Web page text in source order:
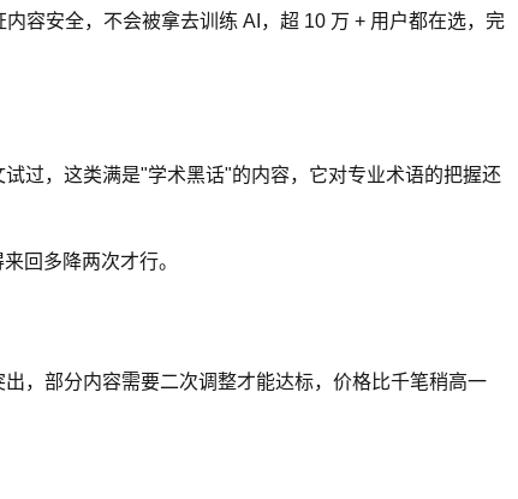
容安全，不会被拿去训练 AI，超 10 万 + 用户都在选，完
过，这类满是"学术黑话"的内容，它对专业术语的把握还
回多降两次才行。
，部分内容需要二次调整才能达标，价格比千笔稍高一